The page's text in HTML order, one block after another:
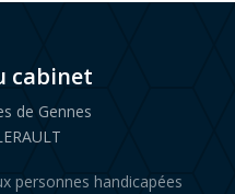
cabinet
de Gennes
personnes handicapées